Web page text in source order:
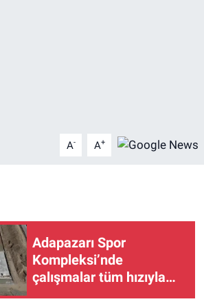
A- A+
Adapazarı Spor
Kompleksi’nde
çalışmalar tüm hızıyla
sürüyor